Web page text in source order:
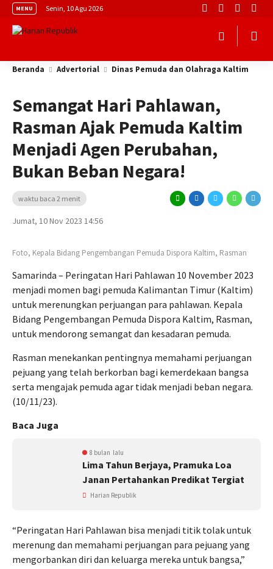
MENU Senin, 10 Agu 2026
Beranda Advertorial Dinas Pemuda dan Olahraga Kaltim
Semangat Hari Pahlawan,
Rasman Ajak Pemuda Kaltim
Menjadi Agen Perubahan,
Bukan Beban Negara!
waktu baca 2 menit
Jumat, 10 Nov 2023 14:56
Foto, Kepala Bidang Pengembangan Pemuda Dispora Kaltim, Rasman
Samarinda – Peringatan Hari Pahlawan 10 November 2023
menjadi momen bagi pemuda Kalimantan Timur (Kaltim)
untuk merenungkan perjuangan para pahlawan. Kepala
Bidang Pengembangan Pemuda Dispora Kaltim, Rasman,
untuk mendorong semangat dan kesadaran pemuda.
Rasman menekankan pentingnya memahami perjuangan
pejuang yang telah berkorban bagi kemerdekaan bangsa
serta mengajak pemuda agar tidak menjadi beban negara.
(10/11/23).
Baca Juga
8 bulan lalu
Lima Tahun Berjaya, Pramuka Loa
Janan Pertahankan Predikat Tergiat
Harian Republik
“Peringatan Hari Pahlawan bisa menjadi titik tolak untuk
merenung dan memahami perjuangan para pejuang yang
mengorbankan diri dan keluarga mereka untuk bangsa,”